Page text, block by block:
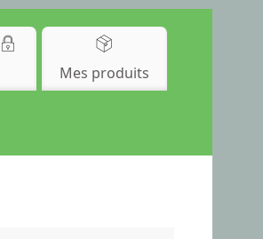
Mes produits